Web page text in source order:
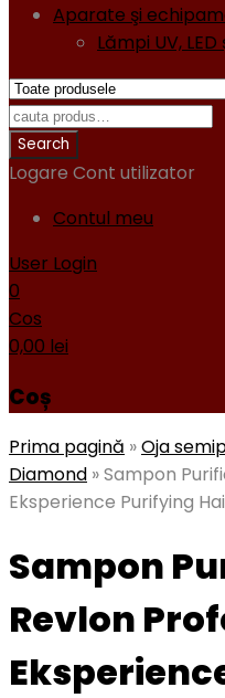
Aparate şi
Lămpi UV, LED
Logare Cont utilizator
Contul meu
User Login
0
Cos
0,00 lei
Coș
Prima pagină »Oja
Diamond »Sampon
Eksperience Purifying
Sampon
Revlon